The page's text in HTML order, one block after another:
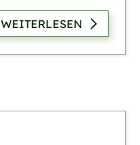
WEITERLESEN